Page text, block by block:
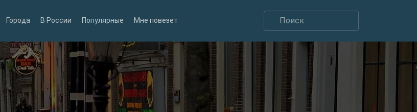
Города В России Популярные Мне повезет